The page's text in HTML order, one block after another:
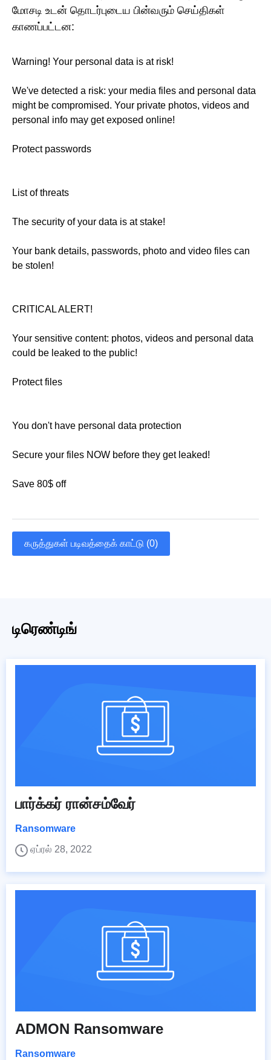
மோசடி உடன் தொடர்புடைய பின்வரும் செய்திகள்
காணப்பட்டன:
Warning! Your personal data is at risk!
We've detected a risk: your media files and personal data
might be compromised. Your private photos, videos and
personal info may get exposed online!
Protect passwords
List of threats
The security of your data is at stake!
Your bank details, passwords, photo and video files can
be stolen!
CRITICAL ALERT!
Your sensitive content: photos, videos and personal data
could be leaked to the public!
Protect files
You don't have personal data protection
Secure your files NOW before they get leaked!
Save 80$ off
கருத்துகள் படிவத்தைக் காட்டு (0)
டிரெண்டிங்
பார்க்கர் ரான்சம்வேர்
Ransomware
ஏப்ரல் 28, 2022
ADMON Ransomware
Ransomware